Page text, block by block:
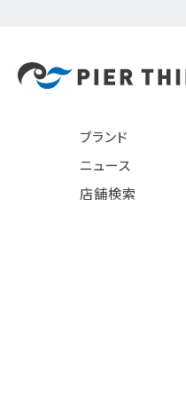
ブランド
ニュース
店舗検索